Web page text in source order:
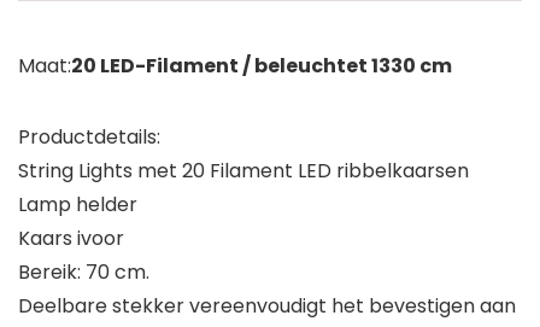
Maat:20 LED-Filament / beleuchtet 1330 cm
Productdetails:
String Lights met 20 Filament LED ribbelkaarsen
Lamp helder
Kaars ivoor
Bereik: 70 cm.
Deelbare stekker vereenvoudigt het bevestigen aan